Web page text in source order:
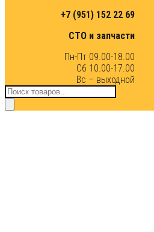
+7 (951) 152 22 69
СТО и запчасти
Пн-Пт 09.00-18.00
Сб 10.00-17.00
Вс – выходной
Поиск
товаров